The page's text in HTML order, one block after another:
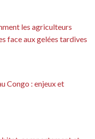
les agriculteurs
face aux gelées tardives
Congo : enjeux et